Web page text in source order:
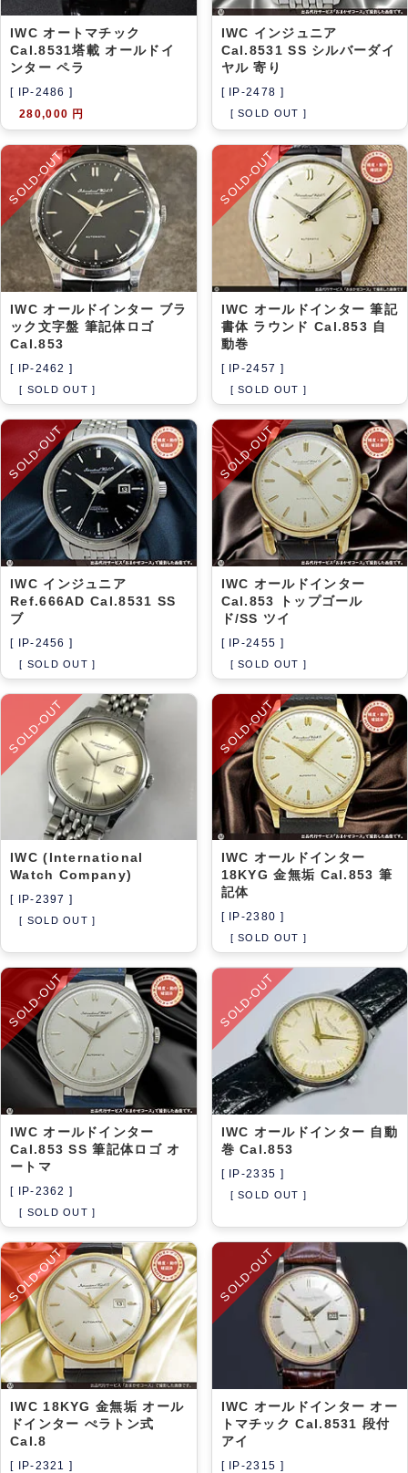
IWC オートマチック
Cal.8531塔載 オールドイ
ンター ペラ
[ IP-2486 ]
280,000 円
IWC インジュニア
Cal.8531 SS シルバーダイ
ヤル 寄り
[ IP-2478 ]
[ SOLD OUT ]
SOLD-OUT
IWC オールドインター ブラ
ック文字盤 筆記体ロゴ
Cal.853
[ IP-2462 ]
[ SOLD OUT ]
SOLD-OUT
IWC オールドインター 筆記
書体 ラウンド Cal.853 自
動巻
[ IP-2457 ]
[ SOLD OUT ]
SOLD-OUT
IWC インジュニア
Ref.666AD Cal.8531 SS
ブ
[ IP-2456 ]
[ SOLD OUT ]
SOLD-OUT
IWC オールドインター
Cal.853 トップゴール
ド/SS ツイ
[ IP-2455 ]
[ SOLD OUT ]
SOLD-OUT
IWC (International
Watch Company)
[ IP-2397 ]
[ SOLD OUT ]
SOLD-OUT
IWC オールドインター
18KYG 金無垢 Cal.853 筆
記体
[ IP-2380 ]
[ SOLD OUT ]
SOLD-OUT
IWC オールドインター
Cal.853 SS 筆記体ロゴ オ
ートマ
[ IP-2362 ]
[ SOLD OUT ]
SOLD-OUT
IWC オールドインター 自動
巻 Cal.853
[ IP-2335 ]
[ SOLD OUT ]
SOLD-OUT
IWC 18KYG 金無垢 オール
ドインター ぺラトン式
Cal.8
[ IP-2321 ]
SOLD-OUT
IWC オールドインター オー
トマチック Cal.8531 段付
アイ
[ IP-2315 ]